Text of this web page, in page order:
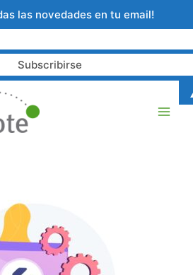
las novedades en tu email!